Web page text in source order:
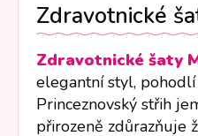
Zdravotnické
Zdravotnické šaty
elegantní styl,
Princeznovský střih
přirozeně zdůrazňuje